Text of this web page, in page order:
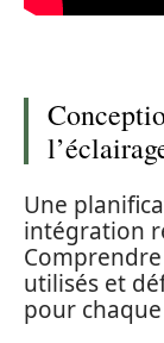
Une
intégration
utilisés et
pour